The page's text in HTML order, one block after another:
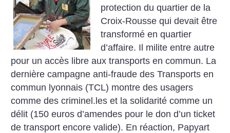
protection du quartier de la
Croix-Rousse qui devait être
transformé en quartier
d’affaire. Il milite entre autre
pour un accès libre aux transports en commun. La
dernière campagne anti-fraude des Transports en
commun lyonnais (TCL) montre des usagers
comme des criminel.les et la solidarité comme un
délit (150 euros d’amendes pour le don d’un ticket
de transport encore valide). En réaction, Papyart